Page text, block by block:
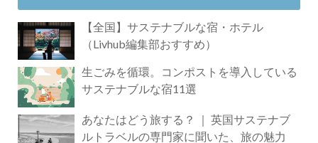
【全国】サステナブルな宿・ホテル
（Livhub編集部おすすめ）
生ごみを循環。コンポストを導入している
サステナブルな宿11選
あなたはどう旅する？ ｜ 英国サステナブ
ルトラベルの専門家に聞いた、旅の魅力